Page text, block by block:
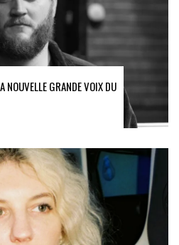
NOUVELLE GRANDE VOIX DU